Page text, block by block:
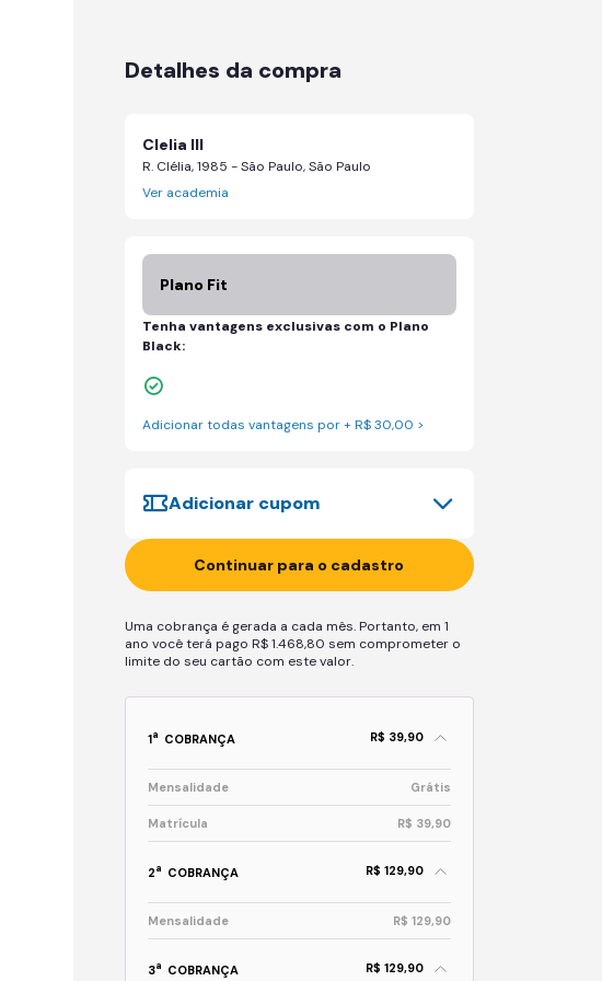
Detalhes da compra
Clelia III
R. Clélia, 1985 - São Paulo, São Paulo
Ver academia
Plano Fit
Tenha vantagens exclusivas com o Plano
Black:
Adicionar todas vantagens por + R$ 30,00 >
Adicionar cupom
Continuar para o cadastro
Uma cobrança é gerada a cada mês. Portanto, em 1
ano você terá pago R$ 1.468,80 sem comprometer o
limite do seu cartão com este valor.
1a COBRANÇA R$ 39,90
Mensalidade Grátis
Matrícula R$ 39,90
2a COBRANÇA R$ 129,90
Mensalidade R$ 129,90
3a COBRANÇA R$ 129,90